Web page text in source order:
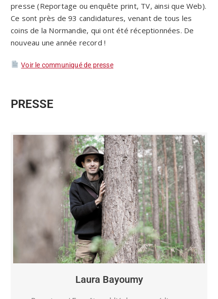
presse (Reportage ou enquête print, TV, ainsi que Web).
Ce sont près de 93 candidatures, venant de tous les
coins de la Normandie, qui ont été réceptionnées. De
nouveau une année record !
Voir le communiqué de presse
PRESSE
Laura Bayoumy